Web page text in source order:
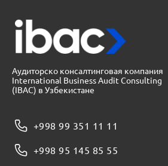
Аудиторско консалтинговая компания
International Business Audit Consulting
(IBAC) в Узбекистане
+998 99 351 11 11
+998 95 145 85 55